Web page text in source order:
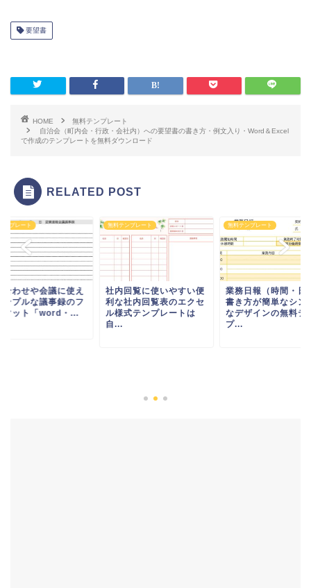
要望書
HOME
無料テンプレート
自治会（町内会・行政・会社内）への要望書の書き方・例文入り・Word＆Excel
で作成のテンプレートを無料ダウンロード
RELATED POST
ンプレート
合わせや会議に使え
ンプルな議事録のフ
マット「word・...
無料テンプレート
社内回覧に使いやすい便
利な社内回覧表のエクセ
ル様式テンプレートは
自...
無料テンプレート
業務日報（時間・日
書き方が簡単なシン
なデザインの無料テ
プ...